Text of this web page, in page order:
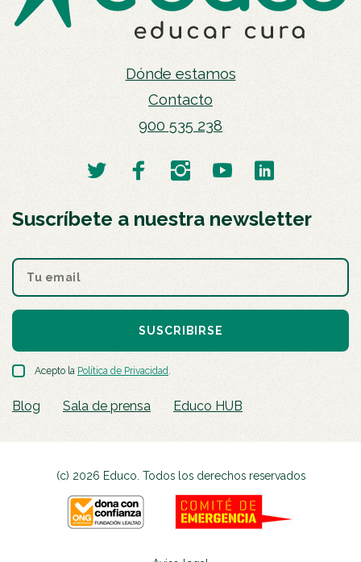
Dónde estamos
Contacto
900 535 238
Suscríbete a nuestra newsletter
SUSCRIBIRSE
Acepto la Política de Privacidad.
Blog Sala de prensa Educo HUB
(c) 2026 Educo. Todos los derechos reservados